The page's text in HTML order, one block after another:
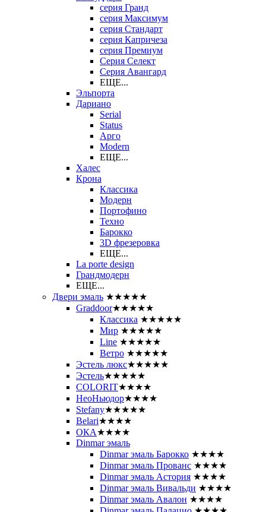
серия Гранд
серия Максимум
серия Стандарт
серия Капричеза
серия Премиум
Серия Селект
Серия Авангард
ЕЩЕ...
Эльпорта
Дариано
Serial
Status
Арго
Modern
ЕЩЕ...
Халес
Крона
Классика
Модерн
Портофино
Техно
Барокко
3D фрезеровка
ЕЩЕ...
La porte design
Грандмодерн
ЕЩЕ...
Двери эмаль ★★★★★
Graddoor★★★★★
Классика ★★★★★
Мир ★★★★★
Line ★★★★★
Ветро ★★★★★
Эстель люкс★★★★★
Эстель★★★★★
COLORIT★★★★
НеоНьюдор★★★★
Stefany★★★★★
Belari★★★★
ОКА★★★★
Dinmar эмаль
Dinmar эмаль Барокко ★★★★
Dinmar эмаль Прованс ★★★★
Dinmar эмаль Астория ★★★★
Dinmar эмаль Вивальди ★★★★
Dinmar эмаль Авалон ★★★★